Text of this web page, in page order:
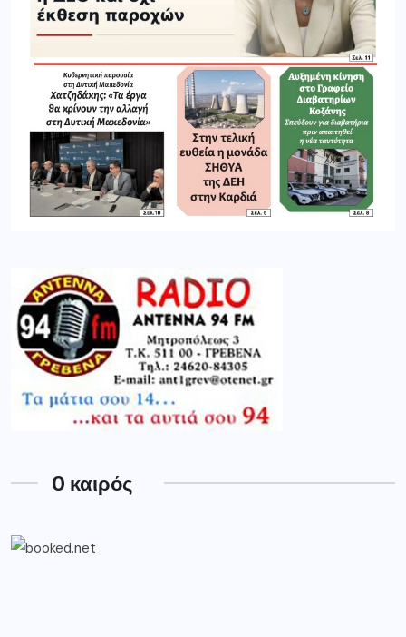
O καιρός